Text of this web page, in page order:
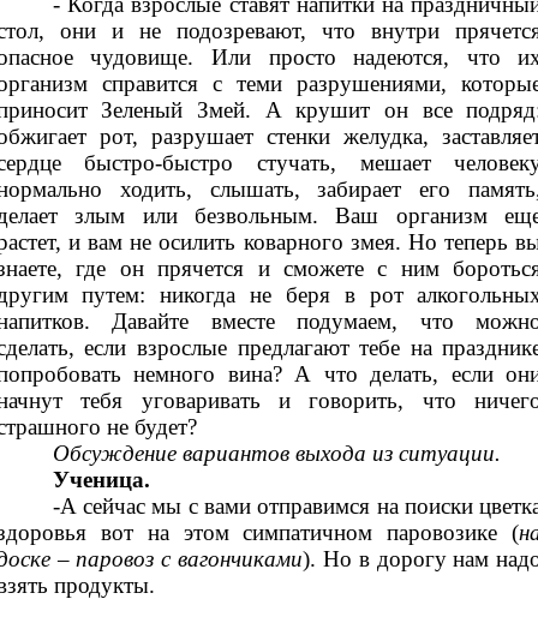
они и не подозревают, что внутри
чудовище. Или просто надеются, что
справится с теми разрушениями,
Зеленый Змей. А крушит он все
рот, разрушает стенки желудка,
быстро-быстро стучать, мешает
ходить, слышать, забирает его
злым или безвольным. Ваш организм
и вам не осилить коварного змея. Но теперь
где он прячется и сможете с ним
путем: никогда не беря в рот
Давайте вместе подумаем, что
если взрослые предлагают тебе на
немного вина? А что делать, если
тебя уговаривать и говорить, что
не будет?
Обсуждение вариантов выхода из ситуации.
Ученица.
-А сейчас мы с вами отправимся на поиски
вот на этом симпатичном паровозике (
– паровоз с вагончиками). Но в дорогу нам
продукты.